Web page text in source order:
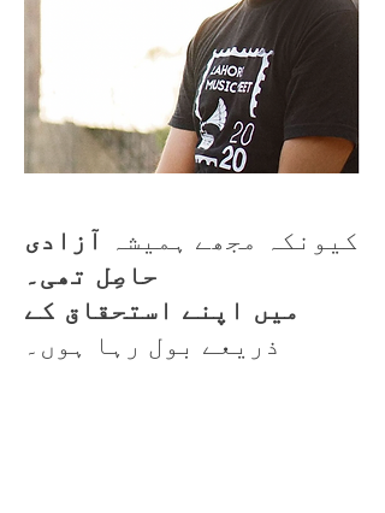
کیونکہ مجھے ہمیشہ آزادی
حاصِل تھی۔
میں اپنے استحقاق کے
ذریعے بول رہا ہوں۔